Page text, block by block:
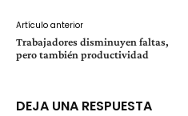
Artículo anterior
Trabajadores disminuyen faltas,
pero también productividad
DEJA UNA RESPUESTA